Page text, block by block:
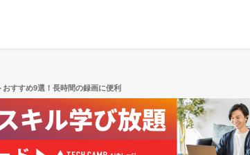
おすすめ9選！長時間の録画に便利